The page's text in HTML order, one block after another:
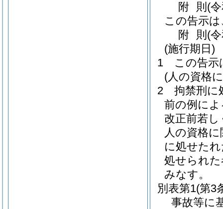
附 則 (
この告示
附 則 (
(施行期日)
1
この告示
(人の資格
2
拘禁刑に
前の例に
改正前若
人の資格
に処せた
処せられ
みなす。
別表第1(第3
事故等に